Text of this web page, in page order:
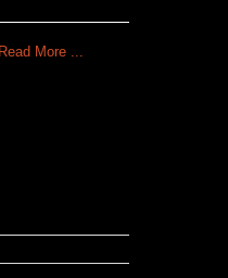
More ...